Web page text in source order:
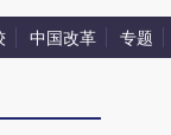
中国改革 专题